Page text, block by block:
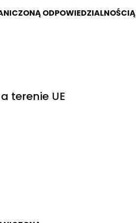
ODPOWIEDZIALNOŚCIĄ
terenie UE